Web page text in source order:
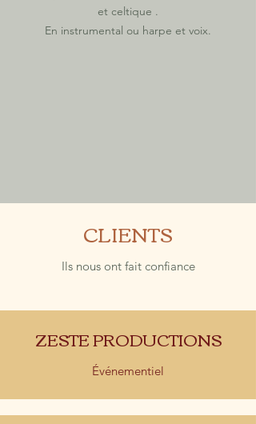
et celtique .
En instrumental ou harpe et voix.
CLIENTS
Ils nous ont fait confiance
ZESTE PRODUCTIONS
Événementiel